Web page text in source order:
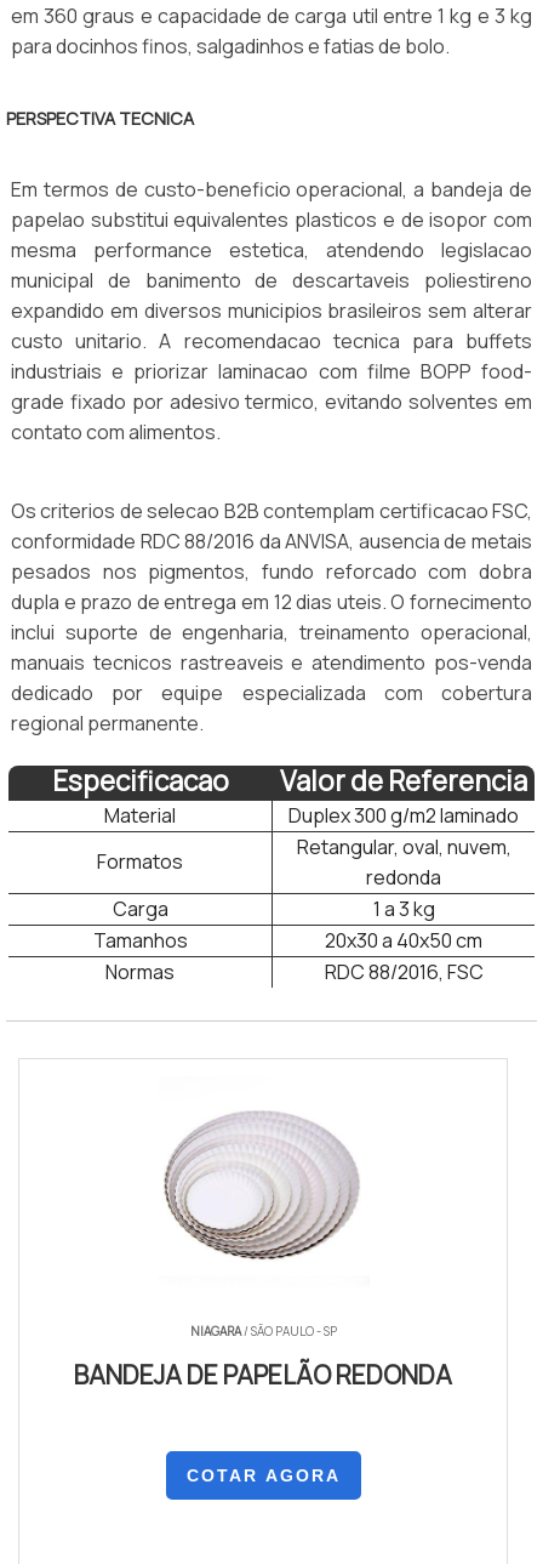
em 360 graus e capacidade de carga util entre 1 kg e 3 kg
para docinhos finos, salgadinhos e fatias de bolo.
PERSPECTIVA TECNICA
Em termos de custo-beneficio operacional, a bandeja de
papelao substitui equivalentes plasticos e de isopor com
mesma performance estetica, atendendo legislacao
municipal de banimento de descartaveis poliestireno
expandido em diversos municipios brasileiros sem alterar
custo unitario. A recomendacao tecnica para buffets
industriais e priorizar laminacao com filme BOPP food-
grade fixado por adesivo termico, evitando solventes em
contato com alimentos.
Os criterios de selecao B2B contemplam certificacao FSC,
conformidade RDC 88/2016 da ANVISA, ausencia de metais
pesados nos pigmentos, fundo reforcado com dobra
dupla e prazo de entrega em 12 dias uteis. O fornecimento
inclui suporte de engenharia, treinamento operacional,
manuais tecnicos rastreaveis e atendimento pos-venda
dedicado por equipe especializada com cobertura
regional permanente.
Especificacao Valor de Referencia
Material
Duplex 300 g/m2 laminado
Formatos
Retangular, oval, nuvem,
redonda
Carga
1 a 3 kg
Tamanhos
20x30 a 40x50 cm
Normas
RDC 88/2016, FSC
NIAGARA/ SÃO PAULO - SP
BANDEJA DE PAPELÃO REDONDA
COTAR AGORA